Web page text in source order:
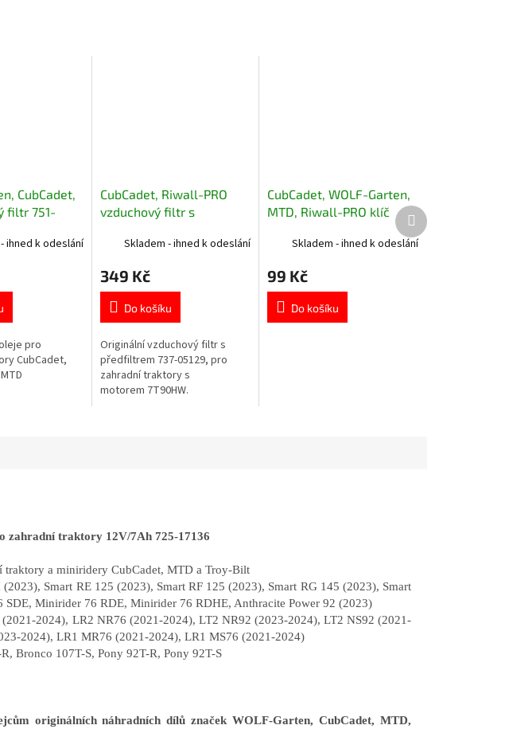
CubCadet,
filtr 751-
ihned k odeslání
pro
CubCadet,
CubCadet, Riwall-PRO
vzduchový filtr s
Skladem - ihned k odeslání
349 Kč
Do košíku
Originální vzduchový filtr s
předfiltrem 737-05129, pro
zahradní traktory s
motorem 7T90HW.
CubCadet, WOLF-Garten,
MTD, Riwall-PRO klíč
zapalování univerzální
725-1745A
Skladem - ihned k odeslání
99 Kč
Do košíku
Další
produkt
zahradní traktory 12V/7Ah 725-17136
traktory a miniridery CubCadet, MTD a Troy-Bilt
(2023), Smart RE 125 (2023), Smart RF 125 (2023), Smart RG 145 (2023), Smart
Minirider 76 RDE, Minirider 76 RDHE, Anthracite Power 92 (2023)
2024), LR2 NR76 (2021-2024), LT2 NR92 (2023-2024), LT2 NS92 (2021-
2024), LR1 MR76 (2021-2024), LR1 MS76 (2021-2024)
Bronco 107T-S, Pony 92T-R, Pony 92T-S
originálních náhradních dílů značek WOLF-Garten, CubCadet, MTD,